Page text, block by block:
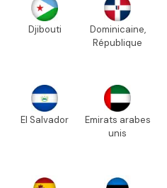
Djibouti
Dominicaine,
République
El Salvador
Emirats arabes
unis